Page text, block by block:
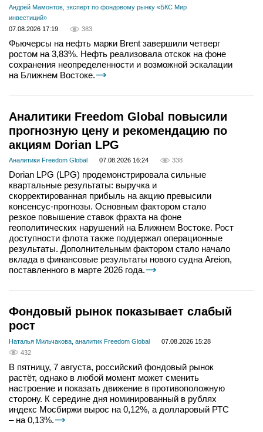
Андрей Мамонтов, эксперт по фондовому рынку «БКС Мир
инвестиций»
07.08.2026 17:19
383
Фьючерсы на нефть марки Brent завершили четверг
ростом на 3,83%. Нефть реализовала отскок на фоне
сохранения неопределенности и возможной эскалации
на Ближнем Востоке.
Аналитики Freedom Global повысили
прогнозную цену и рекомендацию по
акциям Dorian LPG
Аналитики Freedom Global 07.08.2026 16:24 338
Dorian LPG (LPG) продемонстрировала сильные
квартальные результаты: выручка и
скорректированная прибыль на акцию превысили
консенсус-прогнозы. Основным фактором стало
резкое повышение ставок фрахта на фоне
геополитических нарушений на Ближнем Востоке. Рост
доступности флота также поддержал операционные
результаты. Дополнительным фактором стало начало
вклада в финансовые результаты нового судна Areion,
поставленного в марте 2026 года.
Фондовый рынок показывает слабый
рост
Наталья Мильчакова, аналитик Freedom Global
07.08.2026 15:28
432
В пятницу, 7 августа, российский фондовый рынок
растёт, однако в любой момент может сменить
настроение и показать движение в противоположную
сторону. К середине дня номинированный в рублях
индекс Мосбиржи вырос на 0,12%, а долларовый РТС
– на 0,13%.